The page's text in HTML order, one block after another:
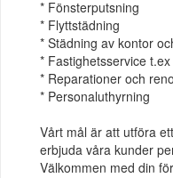
* Fönsterputsning
* Flyttstädning
* Städning av kontor
* Fastighetsservice
* Reparationer och
* Personaluthyrning
Vårt mål är att utföra
erbjuda våra kunder
Välkommen med din